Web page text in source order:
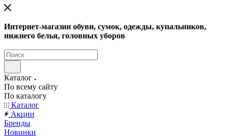
Интернет-магазин обуви, сумок, одежды, купальников,
нижнего белья, головных уборов
Каталог
По всему сайту
По каталогу
Каталог
Акции
Бренды
Новинки